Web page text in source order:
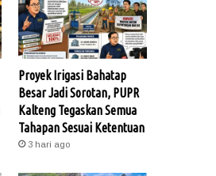
Proyek Irigasi Bahatap
Besar Jadi Sorotan, PUPR
Kalteng Tegaskan Semua
Tahapan Sesuai Ketentuan
3 hari ago